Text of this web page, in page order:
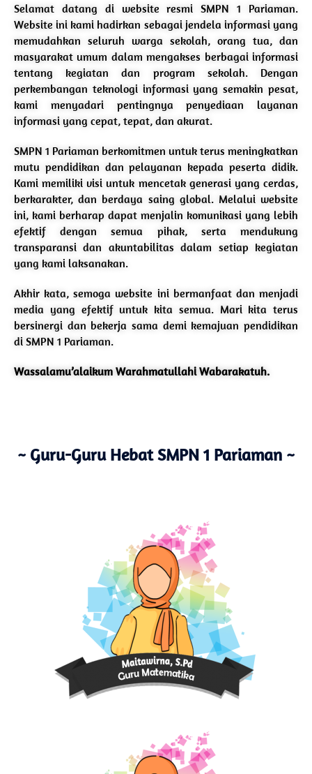
Selamat datang di website resmi SMPN 1 Pariaman.
Website ini kami hadirkan sebagai jendela informasi yang
memudahkan seluruh warga sekolah, orang tua, dan
masyarakat umum dalam mengakses berbagai informasi
tentang kegiatan dan program sekolah. Dengan
perkembangan teknologi informasi yang semakin pesat,
kami menyadari pentingnya penyediaan layanan
informasi yang cepat, tepat, dan akurat.
SMPN 1 Pariaman berkomitmen untuk terus meningkatkan
mutu pendidikan dan pelayanan kepada peserta didik.
Kami memiliki visi untuk mencetak generasi yang cerdas,
berkarakter, dan berdaya saing global. Melalui website
ini, kami berharap dapat menjalin komunikasi yang lebih
efektif dengan semua pihak, serta mendukung
transparansi dan akuntabilitas dalam setiap kegiatan
yang kami laksanakan.
Akhir kata, semoga website ini bermanfaat dan menjadi
media yang efektif untuk kita semua. Mari kita terus
bersinergi dan bekerja sama demi kemajuan pendidikan
di SMPN 1 Pariaman.
Wassalamu’alaikum Warahmatullahi Wabarakatuh.
~ Guru-Guru Hebat SMPN 1 Pariaman ~